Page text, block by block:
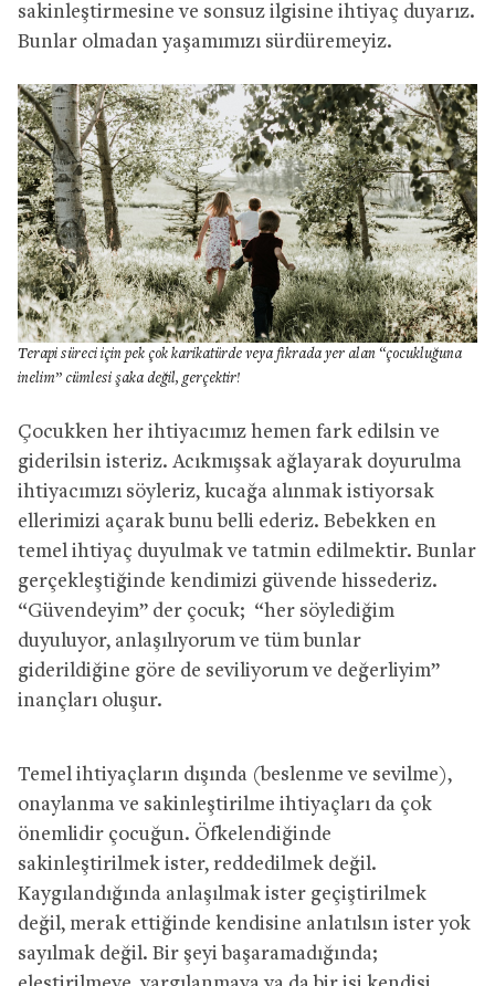
sakinleştirmesine ve sonsuz ilgisine ihtiyaç duyarız.
Bunlar olmadan yaşamımızı sürdüremeyiz.
Terapi süreci için pek çok karikatürde veya fıkrada yer alan “çocukluğuna
inelim” cümlesi şaka değil, gerçektir!
Çocukken her ihtiyacımız hemen fark edilsin ve
giderilsin isteriz. Acıkmışsak ağlayarak doyurulma
ihtiyacımızı söyleriz, kucağa alınmak istiyorsak
ellerimizi açarak bunu belli ederiz. Bebekken en
temel ihtiyaç duyulmak ve tatmin edilmektir. Bunlar
gerçekleştiğinde kendimizi güvende hissederiz.
“Güvendeyim” der çocuk; “her söylediğim
duyuluyor, anlaşılıyorum ve tüm bunlar
giderildiğine göre de seviliyorum ve değerliyim”
inançları oluşur.
Temel ihtiyaçların dışında (beslenme ve sevilme),
onaylanma ve sakinleştirilme ihtiyaçları da çok
önemlidir çocuğun. Öfkelendiğinde
sakinleştirilmek ister, reddedilmek değil.
Kaygılandığında anlaşılmak ister geçiştirilmek
değil, merak ettiğinde kendisine anlatılsın ister yok
sayılmak değil. Bir şeyi başaramadığında;